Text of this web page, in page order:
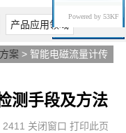
产品应用领域
案 > 智能电磁流量计传
测手段及方法
关闭窗口 打印此页
Powered by 53KF